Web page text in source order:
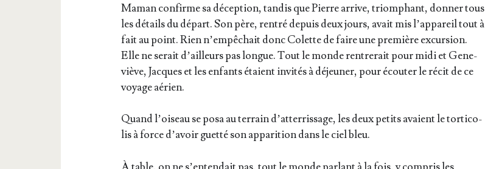
Maman confirme sa décep­tion, tan­dis que Pierre arrive, triom­phant, don­ner tous
les détails du départ. Son père, ren­tré depuis deux jours, avait mis l’ap­pa­reil tout à
fait au point. Rien n’empêchait donc Colette de faire une pre­mière excur­sion.
Elle ne serait d’ailleurs pas longue. Tout le monde ren­tre­rait pour midi et Gene­
viève, Jacques et les enfants étaient invi­tés à déjeu­ner, pour écou­ter le récit de ce
voyage aérien.
Quand l’oi­seau se posa au ter­rain d’at­ter­ris­sage, les deux petits avaient le tor­ti­co­
lis à force d’a­voir guet­té son appa­ri­tion dans le ciel bleu.